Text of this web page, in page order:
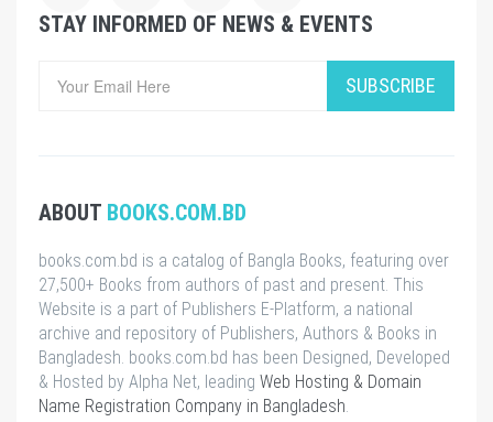
STAY INFORMED OF NEWS & EVENTS
SUBSCRIBE
ABOUT BOOKS.COM.BD
books.com.bd is a catalog of Bangla Books, featuring over
27,500+ Books from authors of past and present. This
Website is a part of Publishers E-Platform, a national
archive and repository of Publishers, Authors & Books in
Bangladesh. books.com.bd has been Designed, Developed
& Hosted by Alpha Net, leading Web Hosting & Domain
Name Registration Company in Bangladesh